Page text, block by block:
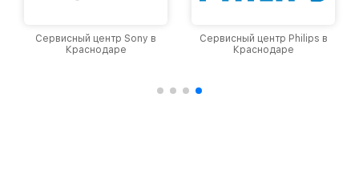
Сервисный центр Sony в
Краснодаре
Сервисный центр Philips в
Краснодаре